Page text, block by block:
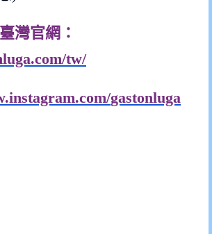
灣官網：
tw/
gastonluga